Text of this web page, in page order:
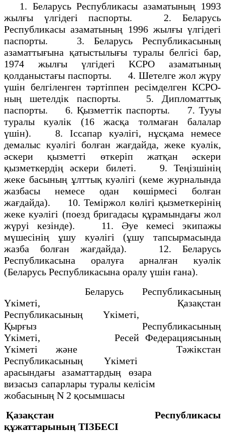
1. Беларусь Республикасы азаматының 1993
жылғы үлгiдегi паспорты. 2. Беларусь
Республикасы азаматының 1996 жылғы үлгiдегi
паспорты. 3. Беларусь Республикасының
азаматтығына қатыстылығы туралы белгiсi бар,
1974 жылғы үлгiдегi KCPO азаматының
қолданыстағы паспорты. 4. Шетелге жол жүру
үшiн белгiленген тәртiппен ресiмделген КСРО-
ның шетелдiк паспорты. 5. Дипломаттық
паспорты. 6. Қызметтiк паспорты. 7. Тууы
туралы куәлiк (16 жасқа толмаған балалар
үшiн). 8. Іссапар куәлiгi, нұсқама немесе
демалыс куәлiгi болған жағдайда, жеке куәлiк,
әскери қызметтi өткерiп жатқан әскери
қызметкердiң әскери билетi. 9. Теңiзшiнiң
жеке басының ұлттық куәлiгi (кеме журналында
жазбасы немесе одан көшiрмесi болған
жағдайда). 10. Темiржол көлiгi қызметкерiнiң
жеке куәлiгi (поезд бригадасы құрамындағы жол
жүруi кезiнде). 11. Әуе кемесi экипажы
мүшесiнiң ұшу куәлiгi (ұшу тапсырмасында
жазба болған жағдайда). 12. Беларусь
Республикасына оралуға арналған куәлiк
(Беларусь Республикасына оралу үшiн ғана).
Беларусь Республикасының
Yкiметi, Қазақстан
Республикасының Yкiметi,
Қырғыз Республикасының
Yкiметi, Ресей Федерациясының
Yкiметi және Тәжiкстан
Республикасының Yкiметi
арасындағы азаматтардың өзара
визасыз сапарлары туралы келiсiм
жобасының N 2 қосымшасы
Қазақстан Республикасы
құжаттарының ТIЗБЕСI